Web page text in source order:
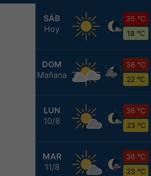
SÁB
Hoy
35 °C
18 °C
DOM
Mañana
36 °C
22 °C
LUN
10/8
36 °C
23 °C
MAR
11/8
36 °C
23 °C